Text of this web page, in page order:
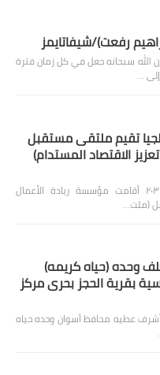
رفعت)/شيفاتايمز
الله سبحانه جعل في كل زمان فترة
…
تقيم ملتقى مستقبل
الاقتصاد المستدام)
✍️ سهيلة محي على نهج رؤية مصر ٢٠٣٠ أقامت مؤسسة ريادة الأعمال
وحده (حياه كريمه)
بقرية الحجز بحرى مركز
عطيه محافظ أسوان وحده حياه